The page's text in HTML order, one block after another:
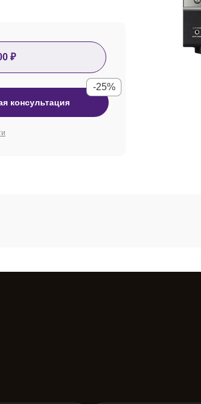
₽
консультация
-25%